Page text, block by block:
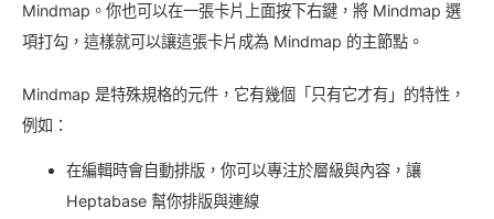
Mindmap。你也可以在一張卡片上面按下右鍵，將 Mindmap 選
項打勾，這樣就可以讓這張卡片成為 Mindmap 的主節點。
Mindmap 是特殊規格的元件，它有幾個「只有它才有」的特性，
例如：
在編輯時會自動排版，你可以專注於層級與內容，讓
Heptabase 幫你排版與連線